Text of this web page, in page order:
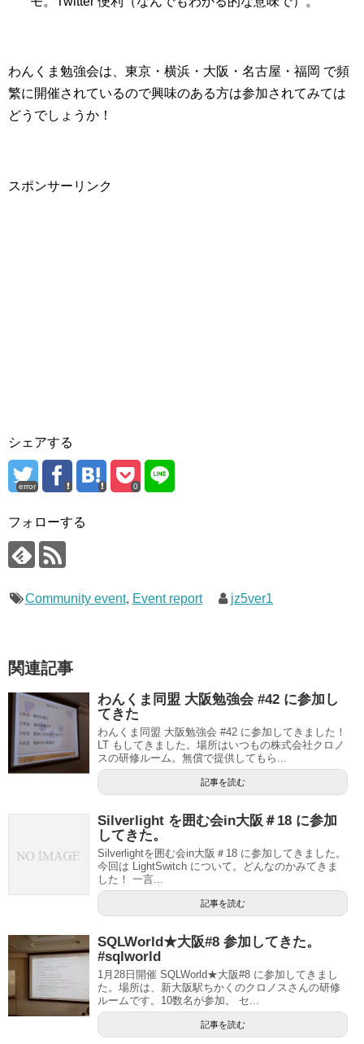
わんくま勉強会は、東京・横浜・大阪・名古屋・福岡 で頻
繁に開催されているので興味のある方は参加されてみては
どうでしょうか！
スポンサーリンク
シェアする
error 0
フォローする
Community event, Event report jz5ver1
関連記事
わんくま同盟 大阪勉強会 #42 に参加し
てきた
わんくま同盟 大阪勉強会 #42 に参加してきました！
LT もしてきました。場所はいつもの株式会社クロノ
スの研修ルーム。無償で提供してもら...
記事を読む
Silverlight を囲む会in大阪＃18 に参加
してきた。
Silverlightを囲む会in大阪＃18 に参加してきました。
今回は LightSwitch について。どんなのかみてきま
した！ 一言...
記事を読む
SQLWorld★大阪#8 参加してきた。
#sqlworld
1月28日開催 SQLWorld★大阪#8 に参加してきまし
た。場所は、新大阪駅ちかくのクロノスさんの研修
ルームです。10数名が参加。 セ...
記事を読む